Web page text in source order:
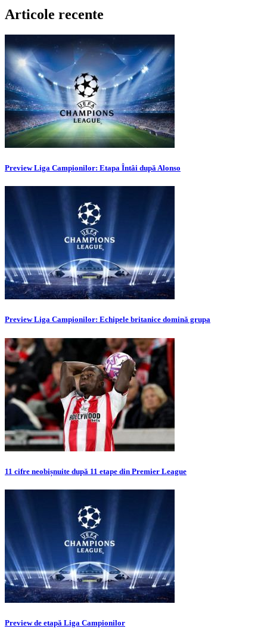
Articole recente
Preview Liga Campionilor: Etapa Întâi după Alonso
Preview Liga Campionilor: Echipele britanice domină grupa
11 cifre neobișnuite după 11 etape din Premier League
Preview de etapă Liga Campionilor